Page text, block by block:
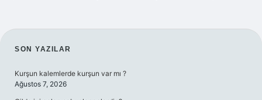
SIDEBAR
SON YAZILAR
Kurşun kalemlerde kurşun var mı ?
Ağustos 7, 2026